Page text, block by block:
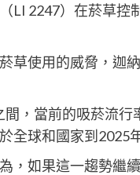
LI 2247）在菸草控
草使用的威脅，迦
，當前的吸菸流
全球和國家到2025
，如果這一趨勢繼